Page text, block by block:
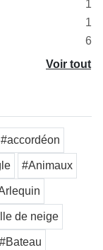
1
1
6
Voir tout
#accordéon
#Animaux
de neige
#Bateau